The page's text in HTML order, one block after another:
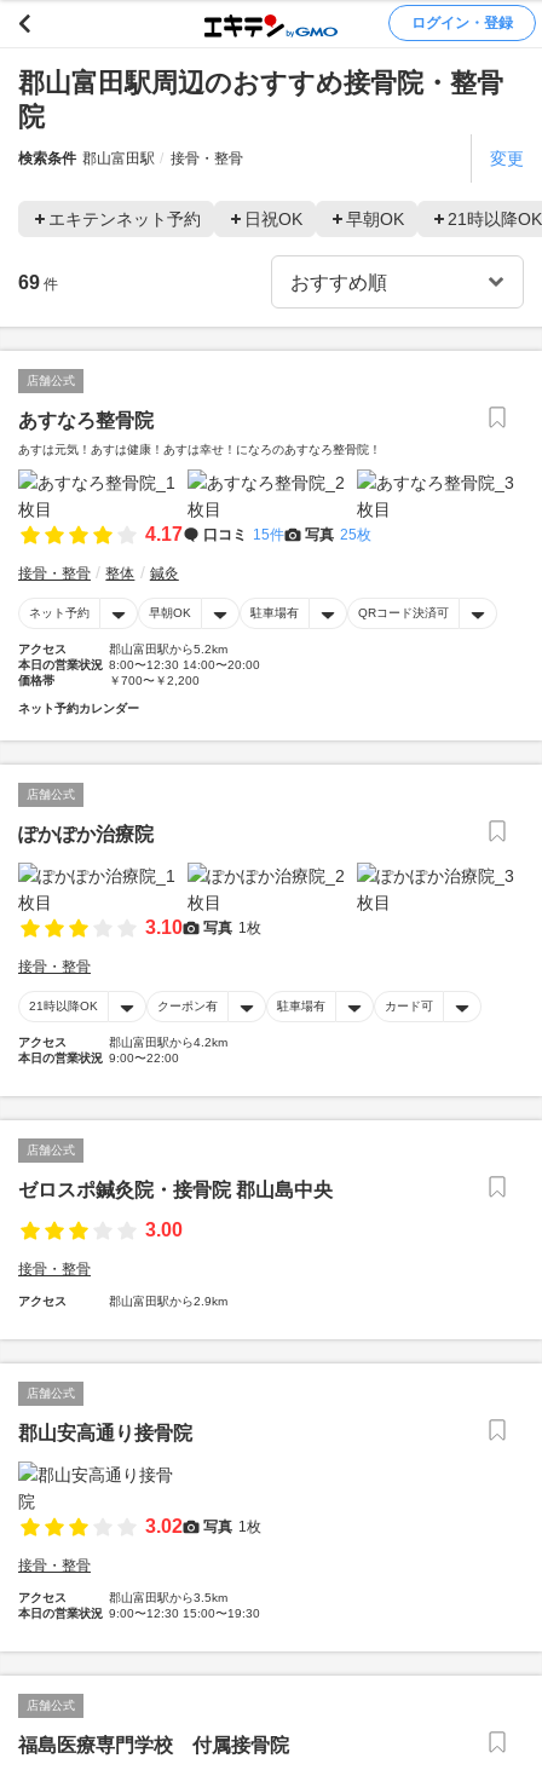
ログイン・登録
郡山富田駅周辺のおすすめ接骨院・整骨
院
検索条件 郡山富田駅 接骨・整骨 変更
エキテンネット予約 日祝OK 早朝OK 21時以降OK
69 件
店舗公式
あすなろ整骨院
あすは元気！あすは健康！あすは幸せ！になろのあすなろ整骨院！
4.17 口コミ 15件 写真 25枚
接骨・整骨 整体 鍼灸
ネット予約 早朝OK 駐車場有 QRコード決済可
アクセス
郡山富田駅から5.2km
本日の営業状況 8:00〜12:30 14:00〜20:00
価格帯
￥700〜￥2,200
ネット予約カレンダー
店舗公式
ぽかぽか治療院
3.10 写真 1枚
接骨・整骨
21時以降OK クーポン有 駐車場有 カード可
アクセス
郡山富田駅から4.2km
本日の営業状況 9:00〜22:00
店舗公式
ゼロスポ鍼灸院・接骨院 郡山島中央
3.00
接骨・整骨
アクセス 郡山富田駅から2.9km
店舗公式
郡山安高通り接骨院
3.02 写真 1枚
接骨・整骨
アクセス
郡山富田駅から3.5km
本日の営業状況 9:00〜12:30 15:00〜19:30
店舗公式
福島医療専門学校 付属接骨院